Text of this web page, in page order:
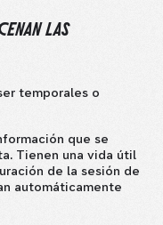
LAS
temporales o
que se
Tienen una vida útil
de la sesión de
automáticamente